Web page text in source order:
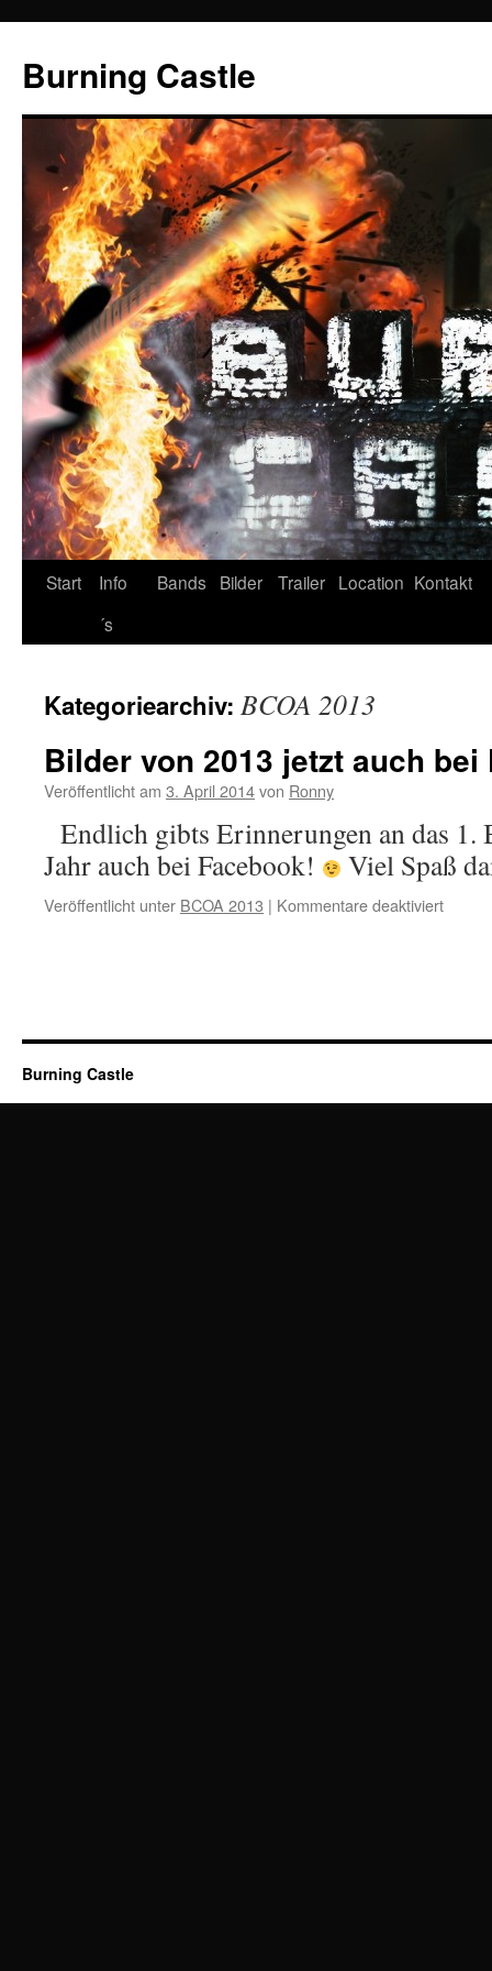
springen
Burning Castle
Start
Info
´s
Bands Bilder Trailer Location Kontakt
Kategoriearchiv: BCOA 2013
Bilder von 2013 jetzt auch bei
Veröffentlicht am 3. April 2014von Ronny
Endlich gibts Erinnerungen an das 1.
Jahr auch bei Facebook!
Viel Spaß
Veröffentlicht unter BCOA 2013 | Kommentare deaktiviertfür
bei
Burning Castle